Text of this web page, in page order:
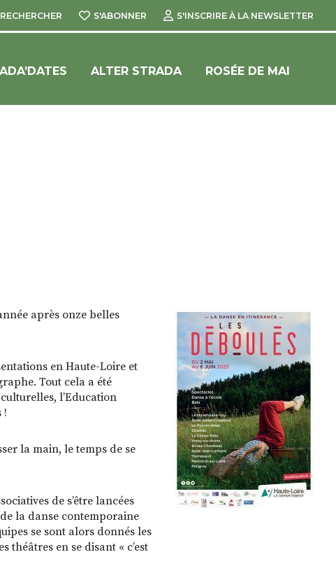
RECHERCHER S'ABONNER S'INSCRIRE À LA NEWSLETTER
ALTER STRADA ROSÉE DE MAI
après onze belles
en Haute-Loire et
Tout cela a été
l’Education
!
la main, le temps de se
de s’être lancées
la danse contemporaine
se sont alors donnés les
théâtres en se disant « c’est